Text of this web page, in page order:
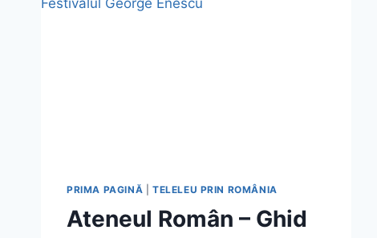
PRIMA PAGINĂ TELELEU PRIN ROMÂNIA
Ateneul Român – Ghid